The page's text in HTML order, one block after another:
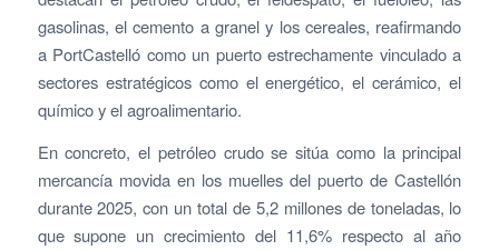
gasolinas, el cemento a granel y los cereales, reafirmando
a PortCastelló como un puerto estrechamente vinculado a
sectores estratégicos como el energético, el cerámico, el
químico y el agroalimentario.
En concreto, el petróleo crudo se sitúa como la principal
mercancía movida en los muelles del puerto de Castellón
durante 2025, con un total de 5,2 millones de toneladas, lo
que supone un crecimiento del 11,6% respecto al año